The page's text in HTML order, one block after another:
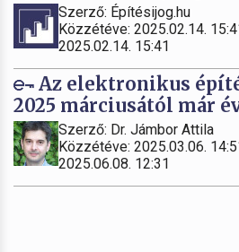
Szerző: Építésijog.hu
Közzétéve: 2025.02.14.
2025.02.14. 15:41
Az elektronikus
2025 márciusától már
Szerző: Dr. Jámbor Attila
Közzétéve: 2025.03.06.
2025.06.08. 12:31